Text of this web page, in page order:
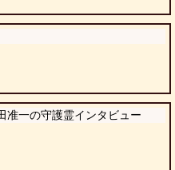
准一の守護霊インタビュー